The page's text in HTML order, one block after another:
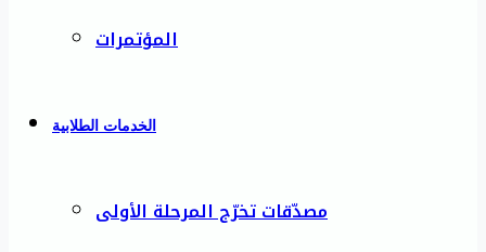
المؤتمرات
الخدمات الطلابية
مصدّقات تخرّج المرحلة الأولى